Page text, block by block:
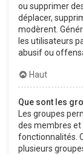
ou supprimer
déplacer,
modèrent.
les utilisateurs
abusif ou
Haut
Que sont les
Les groupes
des membres et
fonctionnalités.
plusieurs